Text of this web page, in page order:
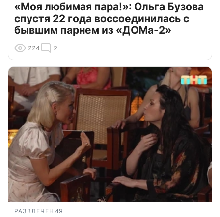
«Моя любимая пара!»: Ольга Бузова
спустя 22 года воссоединилась с
бывшим парнем из «ДОМа-2»
224 2
РАЗВЛЕЧЕНИЯ